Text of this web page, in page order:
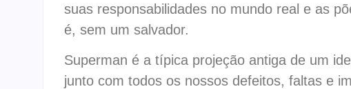
suas responsabilidades no mundo real e as
é, sem um salvador.
Superman é a típica projeção antiga de um
junto com todos os nossos defeitos, faltas e